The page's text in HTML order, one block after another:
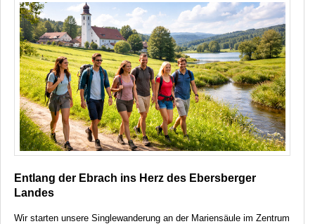
Entlang der Ebrach ins Herz des Ebersberger
Landes
Wir starten unsere Singlewanderung an der Mariensäule im Zentrum